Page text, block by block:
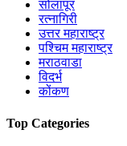
सोलापूर
रत्नागिरी
उत्तर महाराष्ट्र
पश्चिम महाराष्ट्र
मराठवाडा
विदर्भ
कोंकण
Top Categories